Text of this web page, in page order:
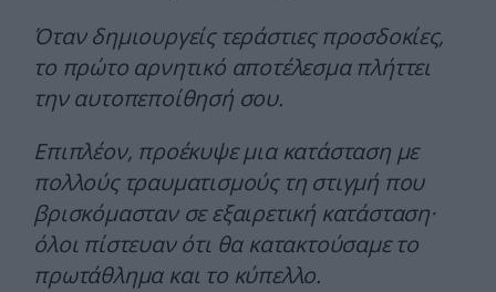
Όταν δημιουργείς τεράστιες προσδοκίες,
το πρώτο αρνητικό αποτέλεσμα πλήττει
την αυτοπεποίθησή σου.
Επιπλέον, προέκυψε μια κατάσταση με
πολλούς τραυματισμούς τη στιγμή που
βρισκόμασταν σε εξαιρετική κατάσταση·
όλοι πίστευαν ότι θα κατακτούσαμε το
πρωτάθλημα και το κύπελλο.